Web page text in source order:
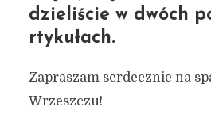
dzieliście w dwóch
rtykułach.
Zapraszam serdecznie na
Wrzeszczu!